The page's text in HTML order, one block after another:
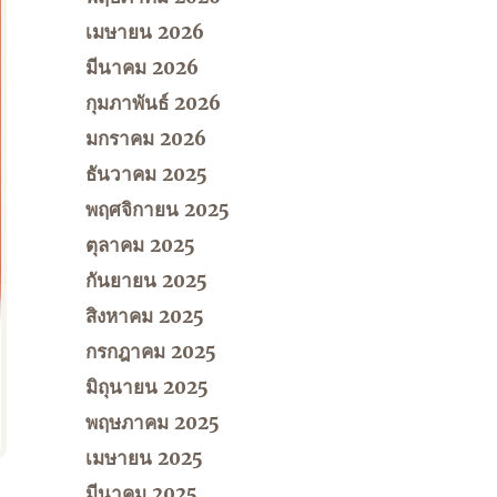
เมษายน 2026
มีนาคม 2026
กุมภาพันธ์ 2026
มกราคม 2026
ธันวาคม 2025
พฤศจิกายน 2025
ตุลาคม 2025
กันยายน 2025
สิงหาคม 2025
กรกฎาคม 2025
มิถุนายน 2025
พฤษภาคม 2025
เมษายน 2025